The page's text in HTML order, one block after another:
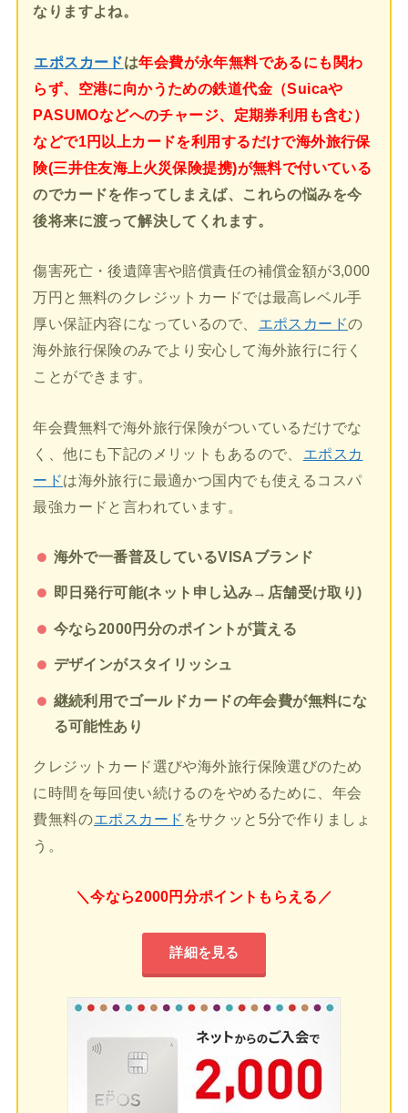
なりますよね。
エポスカードは年会費が永年無料であるにも関わ
らず、空港に向かうための鉄道代金（Suicaや
PASUMOなどへのチャージ、定期券利用も含む）
などで1円以上カードを利用するだけで海外旅行保
険(三井住友海上火災保険提携)が無料で付いている
のでカードを作ってしまえば、これらの悩みを今
後将来に渡って解決してくれます。
傷害死亡・後遺障害や賠償責任の補償金額が3,000
万円と無料のクレジットカードでは最高レベル手
厚い保証内容になっているので、
エポスカードの
海外旅行保険のみでより安心して海外旅行に行く
ことができます。
年会費無料で海外旅行保険がついているだけでな
く、他にも下記のメリットもあるので、
エポスカ
ードは海外旅行に最適かつ国内でも使えるコスパ
最強カードと言われています。
海外で一番普及しているVISAブランド
即日発行可能(ネット申し込み→店舗受け取り)
今なら2000円分のポイントが貰える
デザインがスタイリッシュ
継続利用でゴールドカードの年会費が無料にな
る可能性あり
クレジットカード選びや海外旅行保険選びのため
に時間を毎回使い続けるのをやめるために、年会
費無料のエポスカード をサクッと5分で作りましょ
う。
＼今なら2000円分ポイントもらえる／
詳細を見る